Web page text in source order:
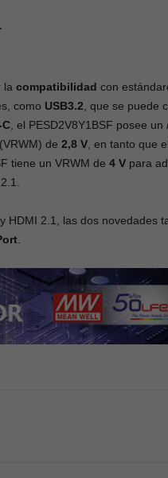
la compatibilidad con
como USB3.2 , que se puede
, el PESD2V8Y1BSF posee un
(VRWM) de 2,8 V , en tanto que el
tiene un VRWM de 4 V para
HDMI 2.1, las dos novedades